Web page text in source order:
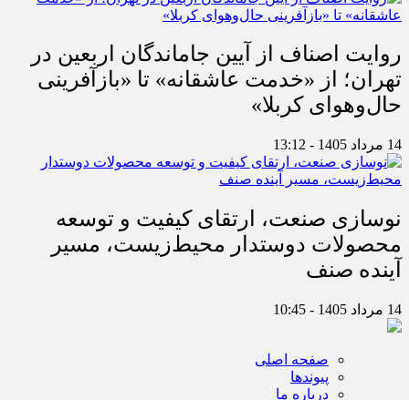
روایت اصناف از آیین جاماندگان اربعین در
تهران؛ از «خدمت عاشقانه» تا «بازآفرینی
حال‌وهوای کربلا»
14 مرداد 1405 - 13:12
نوسازی صنعت، ارتقای کیفیت و توسعه
محصولات دوستدار محیط‌زیست، مسیر
آینده صنف
14 مرداد 1405 - 10:45
صفحه اصلی
پیوندها
درباره ما